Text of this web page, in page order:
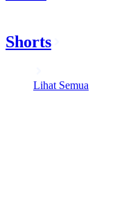
Shorts
Lihat Semua